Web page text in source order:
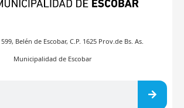
Belén de Escobar, C.P. 1625 Prov.de Bs. As.
Municipalidad de Escobar